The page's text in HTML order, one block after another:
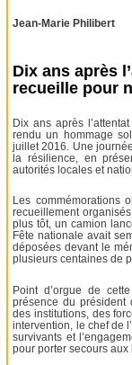
Jean-Marie Philibert
Dix ans après
recueille pour
Dix ans après
rendu un hommage
juillet 2016. Une
la résilience, en
autorités locales et
Les commémorations
recueillement
plus tôt, un camion
Fête nationale avait
déposées devant le
plusieurs centaines de
Point d’orgue de
présence du président
des institutions, des
intervention, le chef de
survivants et
pour porter secours aux